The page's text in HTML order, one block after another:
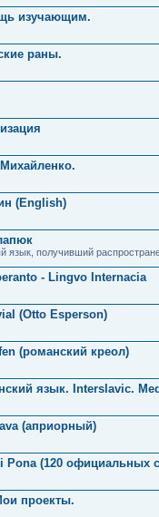
изучающим.
раны.
(English)
язык, получивший
- Lingvo Internacia
(Otto Esperson)
(романский креол)
язык. Interslavic.
(априорный)
(120 официальных
проекты.